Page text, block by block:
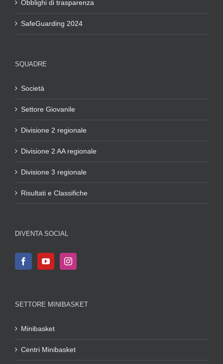
Obblighi di trasparenza
SafeGuarding 2024
SQUADRE
Società
Settore Giovanile
Divisione 2 regionale
Divisione 2 AA regionale
Divisione 3 regionale
Risultati e Classifiche
DIVENTA SOCIAL
SETTORE MINIBASKET
Minibasket
Centri Minibasket